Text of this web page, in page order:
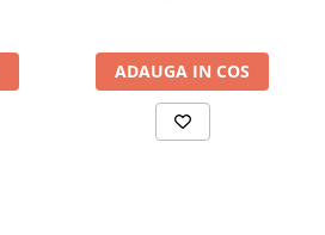
ADAUGA IN COS